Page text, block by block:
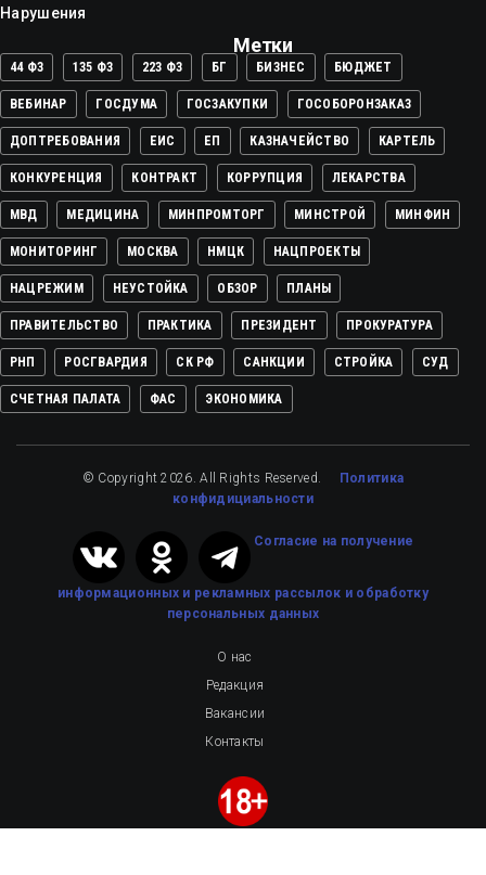
Нарушения
Метки
44 ФЗ 135 ФЗ 223 ФЗ БГ БИЗНЕС БЮДЖЕТ
ВЕБИНАР ГОСДУМА ГОСЗАКУПКИ ГОСОБОРОНЗАКАЗ
ДОПТРЕБОВАНИЯ ЕИС ЕП КАЗНАЧЕЙСТВО КАРТЕЛЬ
КОНКУРЕНЦИЯ КОНТРАКТ КОРРУПЦИЯ ЛЕКАРСТВА
МВД МЕДИЦИНА МИНПРОМТОРГ МИНСТРОЙ МИНФИН
МОНИТОРИНГ МОСКВА НМЦК НАЦПРОЕКТЫ
НАЦРЕЖИМ НЕУСТОЙКА ОБЗОР ПЛАНЫ
ПРАВИТЕЛЬСТВО ПРАКТИКА ПРЕЗИДЕНТ ПРОКУРАТУРА
РНП РОСГВАРДИЯ СК РФ САНКЦИИ СТРОЙКА СУД
СЧЕТНАЯ ПАЛАТА ФАС ЭКОНОМИКА
© Copyright 2026. All Rights Reserved. Политика
конфидициальности
Cогласие на получение
информационных и рекламных рассылок и обработку
персональных данных
О нас
Редакция
Вакансии
Контакты